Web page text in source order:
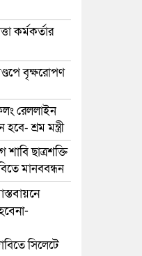
কর্মকর্তার
বৃক্ষরোপণ
রেললাইন
শ্রম মন্ত্রী
ছাত্রশক্তি
মানববন্ধন
সিলেটে